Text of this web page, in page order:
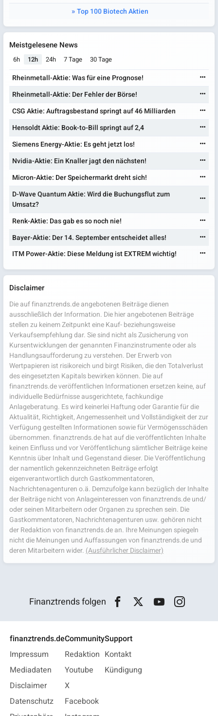
Top 100 Biotech Aktien
Meistgelesene News
6h 12h 24h 7 Tage 30 Tage
Rheinmetall-Aktie: Was für eine Prognose!
Rheinmetall-Aktie: Der Fehler der Börse!
CSG Aktie: Auftragsbestand springt auf 46 Milliarden
Hensoldt Aktie: Book-to-Bill springt auf 2,4
Siemens Energy-Aktie: Es geht jetzt los!
Nvidia-Aktie: Ein Knaller jagt den nächsten!
Micron-Aktie: Der Speichermarkt dreht sich!
D-Wave Quantum Aktie: Wird die Buchungsflut zum
Umsatz?
Renk-Aktie: Das gab es so noch nie!
Bayer-Aktie: Der 14. September entscheidet alles!
ITM Power-Aktie: Diese Meldung ist EXTREM wichtig!
Disclaimer
Die auf finanztrends.de angebotenen Beiträge dienen
ausschließlich der Information. Die hier angebotenen Beiträge
stellen zu keinem Zeitpunkt eine Kauf- beziehungsweise
Verkaufsempfehlung dar. Sie sind nicht als Zusicherung von
Kursentwicklungen der genannten Finanzinstrumente oder als
Handlungsaufforderung zu verstehen. Der Erwerb von
Wertpapieren ist risikoreich und birgt Risiken, die den Totalverlust
des eingesetzten Kapitals bewirken können. Die auf
finanztrends.de veröffentlichen Informationen ersetzen keine, auf
individuelle Bedürfnisse ausgerichtete, fachkundige
Anlageberatung. Es wird keinerlei Haftung oder Garantie für die
Aktualität, Richtigkeit, Angemessenheit und Vollständigkeit der zur
Verfügung gestellten Informationen sowie für Vermögensschäden
übernommen. finanztrends.de hat auf die veröffentlichten Inhalte
keinen Einfluss und vor Veröffentlichung sämtlicher Beiträge keine
Kenntnis über Inhalt und Gegenstand dieser. Die Veröffentlichung
der namentlich gekennzeichneten Beiträge erfolgt
eigenverantwortlich durch Gastkommentatoren,
Nachrichtenagenturen o.ä. Demzufolge kann bezüglich der Inhalte
der Beiträge nicht von Anlageinteressen von finanztrends.de und/
oder seinen Mitarbeitern oder Organen zu sprechen sein. Die
Gastkommentatoren, Nachrichtenagenturen usw. gehören nicht
der Redaktion von finanztrends.de an. Ihre Meinungen spiegeln
nicht die Meinungen und Auffassungen von finanztrends.de und
deren Mitarbeitern wider. (Ausführlicher Disclaimer)
Finanztrends folgen
finanztrends.de
Impressum
Mediadaten
Disclaimer
Datenschutz
Community
Redaktion
Youtube
X
Facebook
Support
Kontakt
Kündigung